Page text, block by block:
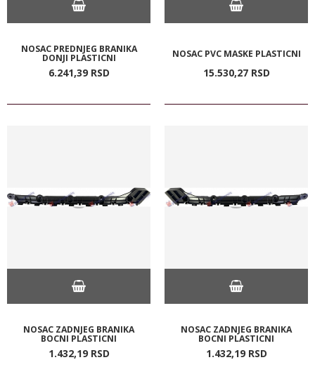
NOSAC PREDNJEG BRANIKA
DONJI PLASTICNI
6.241,39 RSD
NOSAC PVC MASKE PLASTICNI
15.530,27 RSD
NOSAC ZADNJEG BRANIKA
BOCNI PLASTICNI
1.432,19 RSD
NOSAC ZADNJEG BRANIKA
BOCNI PLASTICNI
1.432,19 RSD